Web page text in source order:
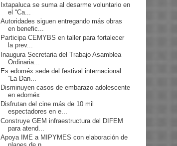
Ixtapaluca se suma al desarme voluntario en
el “Ca...
Autoridades siguen entregando más obras
en benefic...
Participa CEMYBS en taller para fortalecer
la prev...
Inaugura Secretaria del Trabajo Asamblea
Ordinaria...
Es edoméx sede del festival internacional
“La Dan...
Disminuyen casos de embarazo adolescente
en edoméx
Disfrutan del cine más de 10 mil
espectadores en e...
Construye GEM infraestructura del DIFEM
para atend...
Apoya IME a MIPYMES con elaboración de